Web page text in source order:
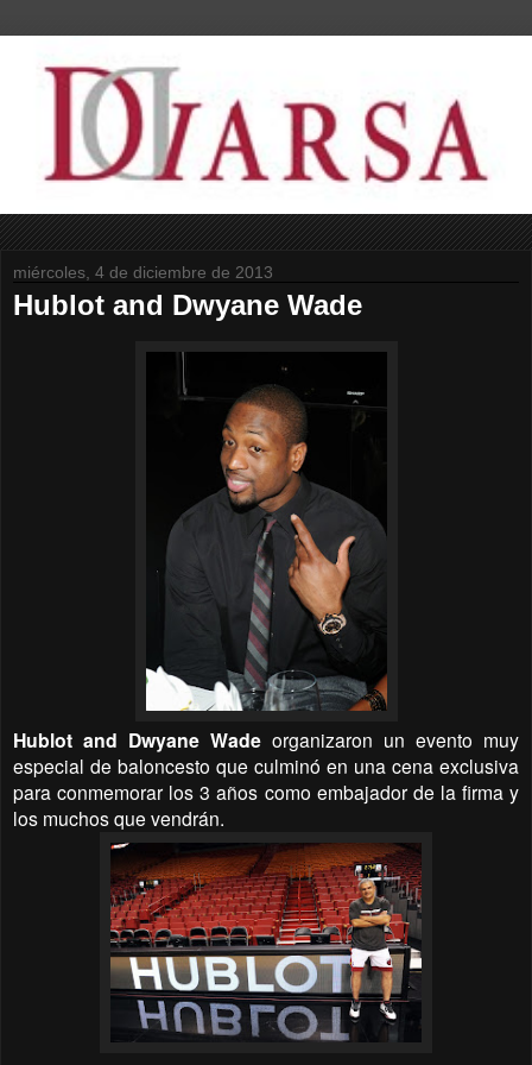
miércoles, 4 de diciembre de 2013
Hublot and Dwyane Wade
Hublot and Dwyane Wade organizaron un evento muy
especial de baloncesto que culminó en una cena exclusiva
para conmemorar los 3 años como embajador de la firma y
los muchos que vendrán.